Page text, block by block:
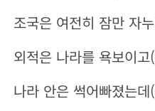
조국은 여전히 잠만 자
외적은 나라를 욕보이
나라 안은 썩어빠졌는